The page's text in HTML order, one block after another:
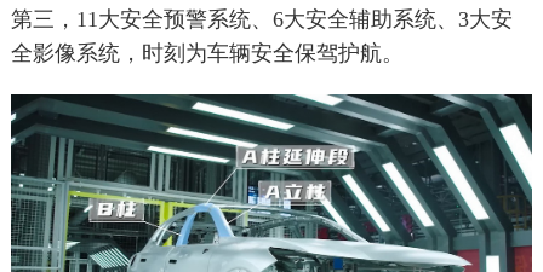
第三，11大安全预警系统、6大安全辅助系统、3大安
全影像系统，时刻为车辆安全保驾护航。